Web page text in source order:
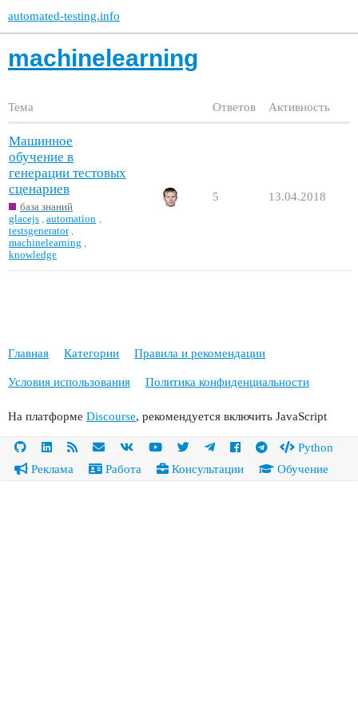
automated-testing.info
machinelearning
Тема Ответов Активность
Машинное
обучение в
генерации тестовых
сценариев
база знаний
glacejs ,automation
testsgenerator
machinelearning
knowledge
5 13.04.2018
Главная Категории Правила и рекомендации
Условия использования Политика конфиденциальности
На платформе Discourse, рекомендуется включить JavaScript
Python
Реклама
Работа Консультации Обучение